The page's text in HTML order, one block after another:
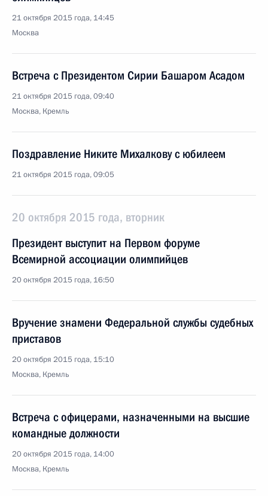
21 октября 2015 года, 14:45
Москва
Встреча с Президентом Сирии Башаром Асадом
21 октября 2015 года, 09:40
Москва, Кремль
Поздравление Никите Михалкову с юбилеем
21 октября 2015 года, 09:05
20 октября 2015 года, вторник
Президент выступит на Первом форуме
Всемирной ассоциации олимпийцев
20 октября 2015 года, 16:50
Вручение знамени Федеральной службы судебных
приставов
20 октября 2015 года, 15:10
Москва, Кремль
Встреча с офицерами, назначенными на высшие
командные должности
20 октября 2015 года, 14:00
Москва, Кремль